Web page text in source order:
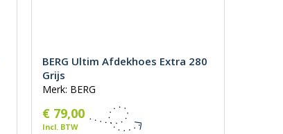
BERG Ultim Afdekhoes Extra 280
Grijs
Merk: BERG
€ 79,00
Incl. BTW